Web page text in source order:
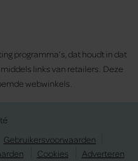
programma’s, dat houdt in dat
links van retailers. Deze
webwinkels.
Gebruikersvoorwaarden
Cookies Adverteren